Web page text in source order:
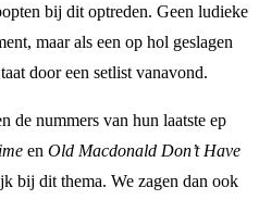
bij dit optreden. Geen ludieke
maar als een op hol geslagen
door een setlist vanavond.
de nummers van hun laatste ep
en Old Macdonald Don’t Have
bij dit thema. We zagen dan ook